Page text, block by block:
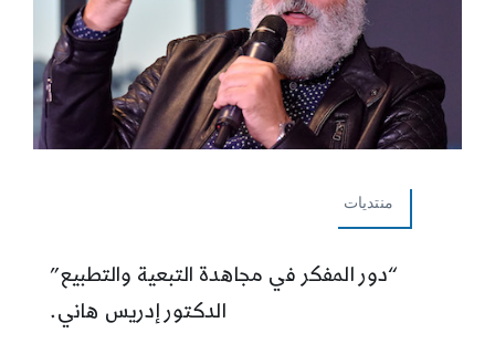
منتديات
“دور المفكر في مجاهدة التبعية والتطبيع”
الدكتور إدريس هاني.